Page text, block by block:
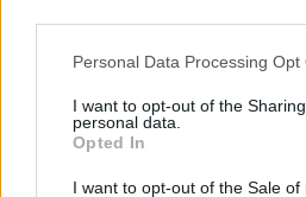
Please note that this website/app
not limited to your visit or usage
grant or deny consent to Google
use your data for below specified
consent section.
Personal Data Processing Opt
I want to opt-out of the
personal data.
Opted In
I want to opt-out of the Sale of